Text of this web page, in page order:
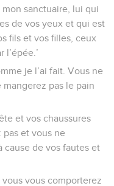
sanctuaire, lui qui
de vos yeux et qui est
fils et vos filles, ceux
l’épée.’
je l’ai fait. Vous ne
pas le pain
et vos chaussures
pas et vous ne
cause de vos fautes et
vous vous comporterez